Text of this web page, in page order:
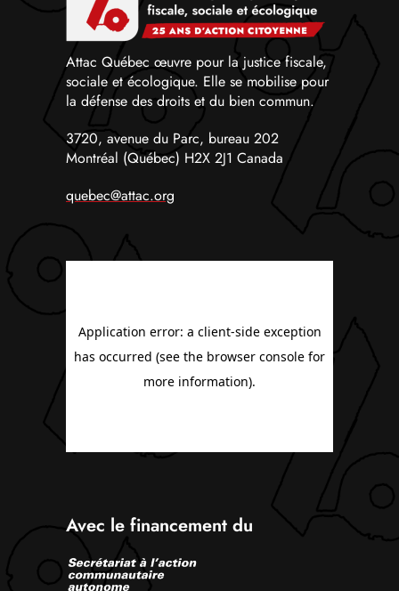
Attac Québec œuvre pour la justice fiscale,
sociale et écologique. Elle se mobilise pour
la défense des droits et du bien commun.
3720, avenue du Parc, bureau 202
Montréal (Québec) H2X 2J1 Canada
quebec@attac.org
Avec le financement du